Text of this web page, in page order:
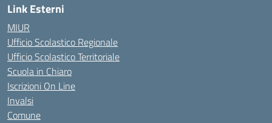
Link Esterni
MIUR
Ufficio Scolastico Regionale
Ufficio Scolastico Territoriale
Scuola in Chiaro
Iscrizioni On Line
Invalsi
Comune